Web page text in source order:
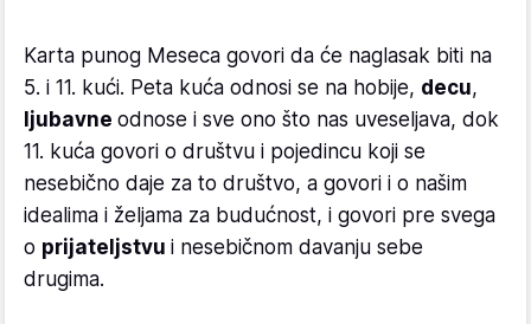
Karta punog Meseca govori da će naglasak biti na
5. i 11. kući. Peta kuća odnosi se na hobije, decu,
ljubavne odnose i sve ono što nas uveseljava, dok
11. kuća govori o društvu i pojedincu koji se
nesebično daje za to društvo, a govori i o našim
idealima i željama za budućnost, i govori pre svega
o prijateljstvu i nesebičnom davanju sebe
drugima.